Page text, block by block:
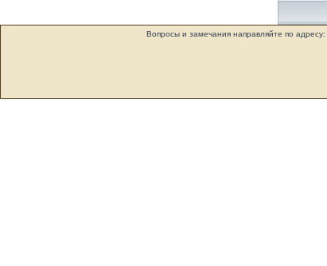
Вопросы и замечания направляйте по адресу: